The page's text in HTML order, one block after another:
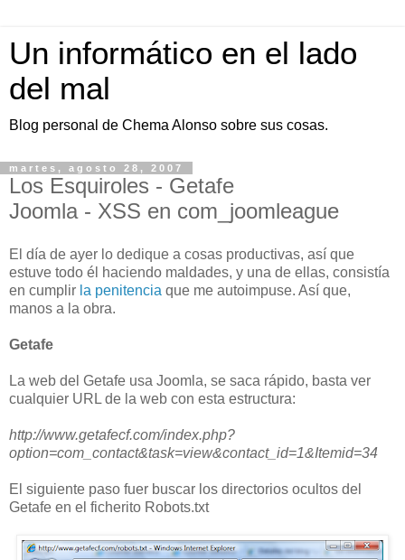
Un informático en el lado
del mal
Blog personal de Chema Alonso sobre sus cosas.
martes, agosto 28, 2007
Los Esquiroles - Getafe
Joomla - XSS en com_joomleague
El día de ayer lo dedique a cosas productivas, así que
estuve todo él haciendo maldades, y una de ellas, consistía
en cumplir la penitencia que me autoimpuse. Así que,
manos a la obra.
Getafe
La web del Getafe usa Joomla, se saca rápido, basta ver
cualquier URL de la web con esta estructura:
http://www.getafecf.com/index.php?
option=com_contact&task=view&contact_id=1&Itemid=34
El siguiente paso fuer buscar los directorios ocultos del
Getafe en el ficherito Robots.txt